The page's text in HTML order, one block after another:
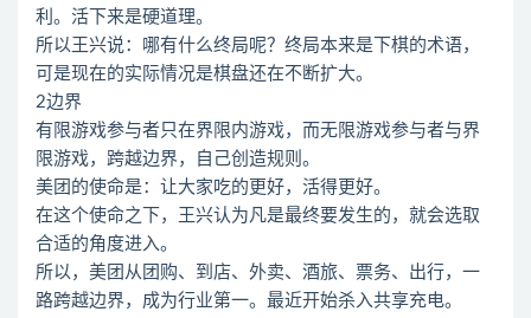
利。活下来是硬道理。
所以王兴说：哪有什么终局呢？终局本来是下棋的术语，
可是现在的实际情况是棋盘还在不断扩大。
2边界
有限游戏参与者只在界限内游戏，而无限游戏参与者与界
限游戏，跨越边界，自己创造规则。
美团的使命是：让大家吃的更好，活得更好。
在这个使命之下，王兴认为凡是最终要发生的，就会选取
合适的角度进入。
所以，美团从团购、到店、外卖、酒旅、票务、出行，一
路跨越边界，成为行业第一。最近开始杀入共享充电。